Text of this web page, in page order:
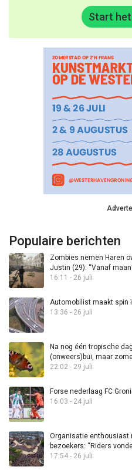
Start
Populaire berichten
Zombies nemen Haren
Justin (29): “Vanaf
16:11 - 26 juli
Automobilist maakt spin
13:36 - 26 juli
Na nog één tropische
(onweers)bui, maar
22:02 - 29 juli
Forse nederlaag FC
16:03 - 24 juli
Organisatie enthousiast
bezoekers: “Riders
17:54 - 26 juli